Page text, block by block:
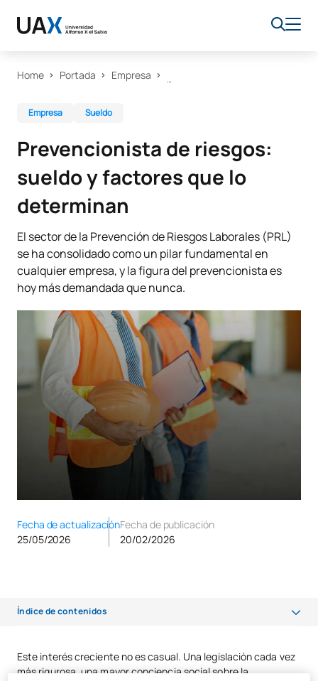
Home Portada Empresa
Empresa Sueldo
Prevencionista de riesgos:
sueldo y factores que lo
determinan
El sector de la Prevención de Riesgos Laborales (PRL)
se ha consolidado como un pilar fundamental en
cualquier empresa, y la figura del prevencionista es
hoy más demandada que nunca.
Fecha de actualización
25/05/2026
Fecha de publicación
20/02/2026
Índice de contenidos
en España?
Este interés creciente no es casual. Una legislación cada vez
más rigurosa, una mayor conciencia social sobre la